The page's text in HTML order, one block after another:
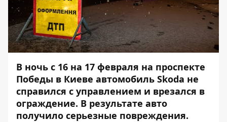
В ночь с 16 на 17 февраля на проспекте
Победы в Киеве автомобиль Skoda не
справился с управлением и врезался в
ограждение. В результате авто
получило серьезные повреждения.